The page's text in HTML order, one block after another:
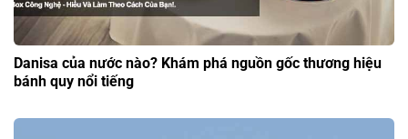
Danisa của nước nào? Khám phá nguồn gốc thương hiệu
bánh quy nổi tiếng